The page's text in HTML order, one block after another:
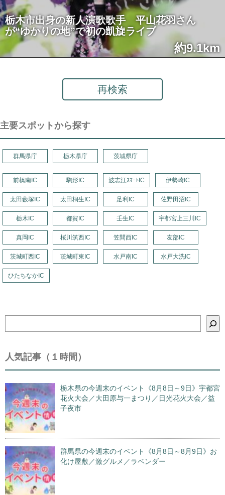
栃木市出身の新人演歌歌手 平山花羽さん
が“ゆかりの地”で初の凱旋ライブ
約9.1km
再検索
主要スポットから探す
群馬県庁 栃木県庁 茨城県庁
前橋南IC 駒形IC 波志江ｽﾏｰﾄIC 伊勢崎IC
太田藪塚IC 太田桐生IC 足利IC 佐野田沼IC
栃木IC 都賀IC 壬生IC 宇都宮上三川IC
真岡IC 桜川筑西IC 笠間西IC 友部IC
茨城町西IC 茨城町東IC 水戸南IC 水戸大洗IC
ひたちなかIC
索
人気記事（１時間）
栃木県の今週末のイベント《8月8日～9日》宇都宮
花火大会／大田原与一まつり／日光花火大会／益
子夜市
群馬県の今週末のイベント《8月8日～8月9日》お
化け屋敷／激グルメ／ラベンダー